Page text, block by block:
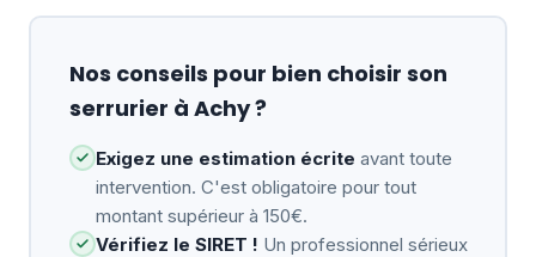
Nos conseils pour bien choisir son
serrurier à Achy ?
Exigez une estimation écrite avant toute
intervention. C'est obligatoire pour tout
montant supérieur à 150€.
Vérifiez le SIRET ! Un professionnel sérieux